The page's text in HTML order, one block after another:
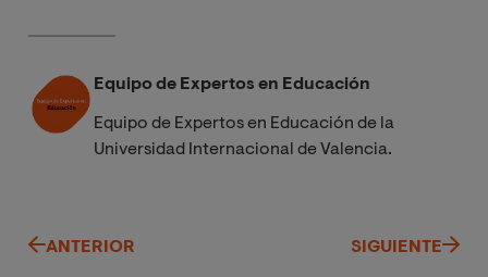
Equipo de Expertos en Educación
Equipo de Expertos en Educación de la
Universidad Internacional de Valencia.
ANTERIOR SIGUIENTE